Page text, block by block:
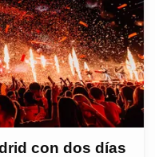
con dos días